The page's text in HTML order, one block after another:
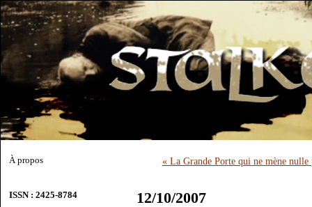
À propos
ISSN : 2425-8784
« La Grande Porte qui ne mène
12/10/2007